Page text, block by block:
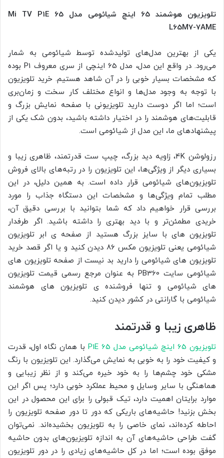
تلویزیون هوشمند 65 اینچ شیائومی مدل Mi TV P1E 65
L65M7-7AME
یکی از بهترین‌ مدل‌های تولیدشده توسط شیائومی به شمار
می‌رود. در واقع این مدل، مدل 65 اینچی از سری معروف P1 بوده
که مشخصات بسیار خوبی را در آن شاهد هستیم. خرید تلویزیون
با توجه به وجود مدل‌ها و انواع مختلف کار سخت و زمان‌بری
است؛ اما اگر دوست دارید تلویزیونی با صفحه نمایش بزرگ و
قابلیت‌های هوشمند را در اختیار داشته باشید، بدون شک یکی از
پیشنهاد‌های ما، این مدل از شیائومی است.
رزولوشن 4K، زاویه دید بزرگ، چیپ ست قدرتمند، ظاهری زیبا و
بسیاری دیگر از ویژگی‌ها، این تلویزیون را در رتبه‌های بالای فروش
تلویزیون‌های شیائومی قرار داده است. به همین دلیل، در این
مطلب تمام ویژگی‌ها و مشخصات این دستگاه جذاب را مورد
بررسی قرار خواهیم داد که شما بتوانید با بررسی دقیق آن،
خریدی مطمئن‌تر و با دید بهتری را داشته باشید. اگر طرفدار
تلویزیون های با سایز بزرگ هستید از صفحه ی ابر تلویزیون
شیائومی یعنی تلویزیون مکس 86 دیدن کنید و یا اگر قصد خرید
تلویزیون های شیائومی را دارید بد نیست از صفحه تلویزیون های
شیائومی سایت PB360 به عنوان مرجع رسمی قیمت تلویزیون
های شیائومی و تنها فروشنده ی تلویزیون های هوشمند
شیائومی با گارانتی در کشور دیدن کنید.
ظاهری زیبا و قدرتمند
تلویزیون 65 اینچ شیائومی مدل P1E 65
با همان نگاه اول، قدرت
و کیفیت خود را به خوبی به نمایش می‌گذارد. این تلویزیون با رنگ
مشکی خود چشم‌ها را به خود خیره می‌کند و از نظر زیبایی و
هماهنگی با سایر وسایل و محیط عملکرد خوبی دارد؛ پس اگر این
موارد برایتان اهمیت دارد، تیک قبولی را برای این محصول در این
بخش بزنید! حاشیه‌های باریکی که دور تا دور صفحه تلویزیون را
احاطه کرده‌اند، نمای خاصی را به تلویزیون بخشیده‌اند. نمی‌توان
گفت طراحی حاشیه‌های آن به اندازه تلویزیون‌های بدون حاشیه
موفق بوده است؛ اما در کل حاشیه‌های زیادی را در دور تلویزیون